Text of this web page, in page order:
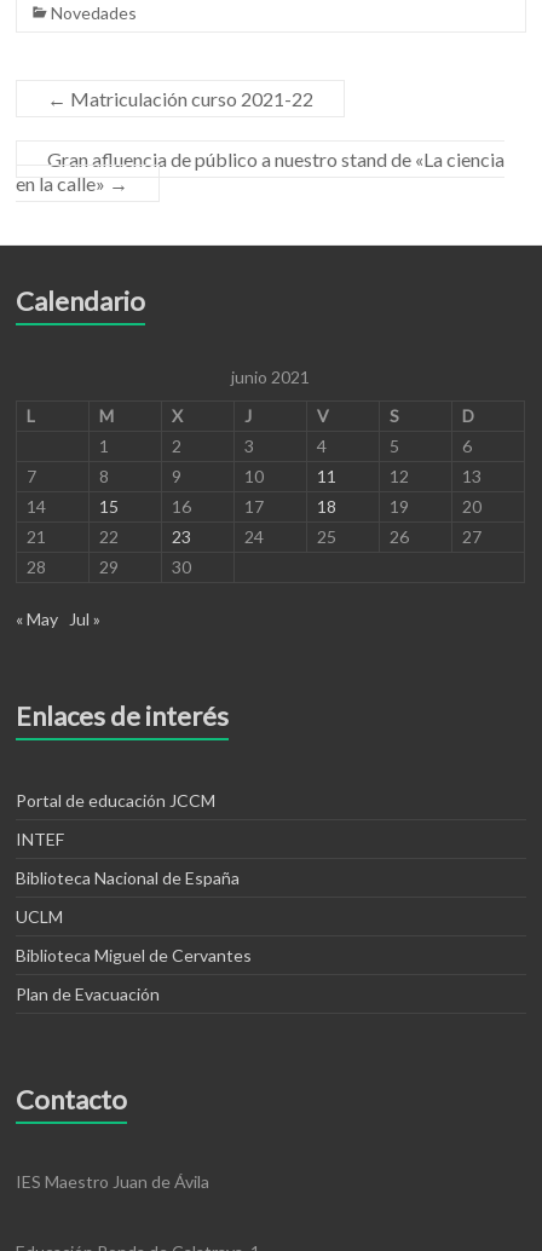
Novedades
← Matriculación curso 2021-22
Gran afluencia de público a nuestro stand de «La ciencia
en la calle» →
Calendario
junio 2021
L
M X J V S
D
1
2 3 4 5
6
7
8 9 10 11 12
13
14
15 16 17 18 19
20
21
22 23 24 25 26
27
28
29 30
« May Jul »
Enlaces de interés
Portal de educación JCCM
INTEF
Biblioteca Nacional de España
UCLM
Biblioteca Miguel de Cervantes
Plan de Evacuación
Contacto
IES Maestro Juan de Ávila